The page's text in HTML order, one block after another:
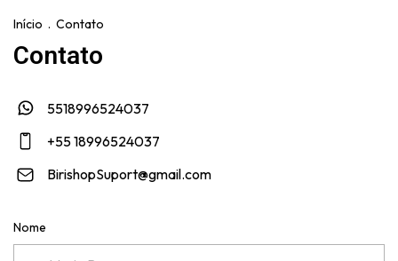
Início . Contato
Contato
5518996524037
+55 18996524037
BirishopSuport@gmail.com
Nome